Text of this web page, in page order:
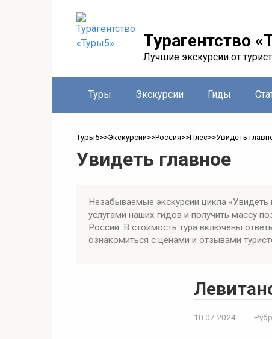
Турагентство
Лучшие экскурсии от
Туры Экскурсии Гиды
Туры5>>Экскурсии>>Россия>>Плес>>Увидеть
Увидеть главное
Незабываемые экскурсии цикла
услугами наших гидов и получить массу
России. В стоимость тура включены
ознакомиться с ценами и отзывами
10.07.2024